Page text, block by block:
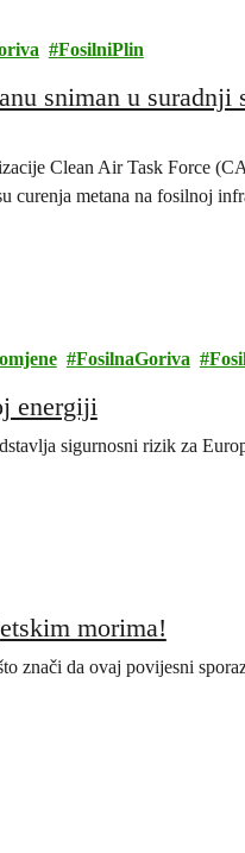
FosilniPlin
sniman u suradnji
Clean Air Task Force
curenja metana na fosilnoj
FosilnaGoriva
energiji
sigurnosni rizik za
morima!
znači da ovaj povijesni